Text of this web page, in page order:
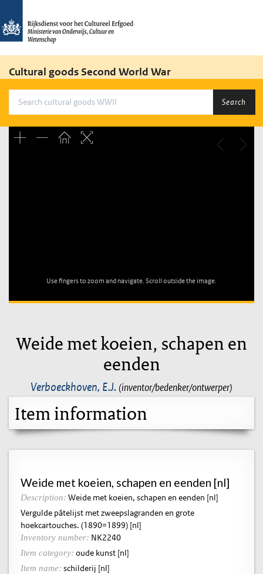
Cultural goods Second World War
Search
Use fingers to zoom and navigate. Scroll outside the image.
Weide met koeien, schapen en
eenden
Verboeckhoven, E.J. (inventor/bedenker/ontwerper)
Item information
Weide met koeien, schapen en eenden [nl]
Description: Weide met koeien, schapen en eenden [nl]
Vergulde pâtelijst met zweepslagranden en grote
hoekcartouches. (1890=1899) [nl]
Inventory number: NK2240
Item category: oude kunst [nl]
Item name: schilderij [nl]